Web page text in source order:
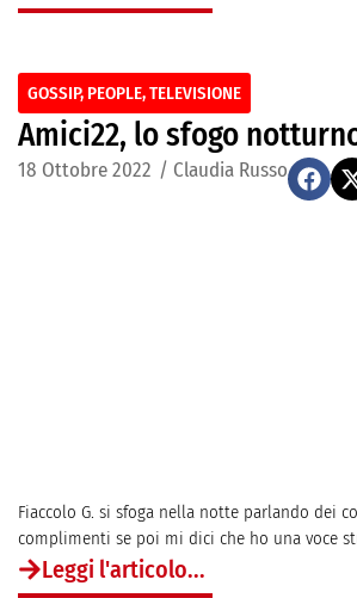
GOSSIP, PEOPLE,TELEVISIONE
Amici22, lo sfogo
18 Ottobre 2022 / Claudia Russo
Fiaccolo G. si sfoga nella notte parlando dei
complimenti se poi mi dici che ho una voce
Leggi l'articolo...